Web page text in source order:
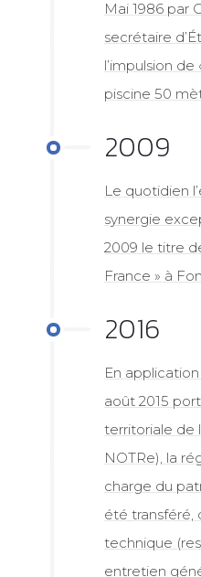
Mai 1986 par
secrétaire
l’impulsion de
piscine 50
2009
Le quotidien
synergie
2009 le titre
France » à
2016
En application
août 2015
territoriale de
NOTRe), la
charge du
été transféré,
technique
entretien